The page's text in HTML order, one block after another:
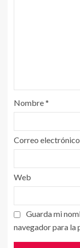
Nombre*
Correo electrónico
Web
Guarda mi
navegador para la